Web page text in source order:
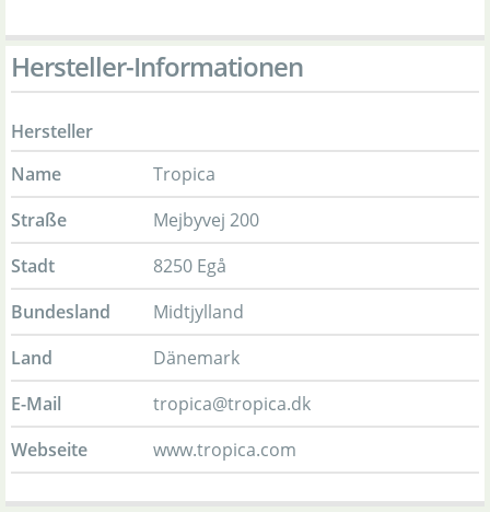
Hersteller-Informationen
Hersteller
Name
Tropica
Straße
Mejbyvej 200
Stadt
8250 Egå
Bundesland
Midtjylland
Land
Dänemark
E-Mail
tropica@tropica.dk
Webseite
www.tropica.com